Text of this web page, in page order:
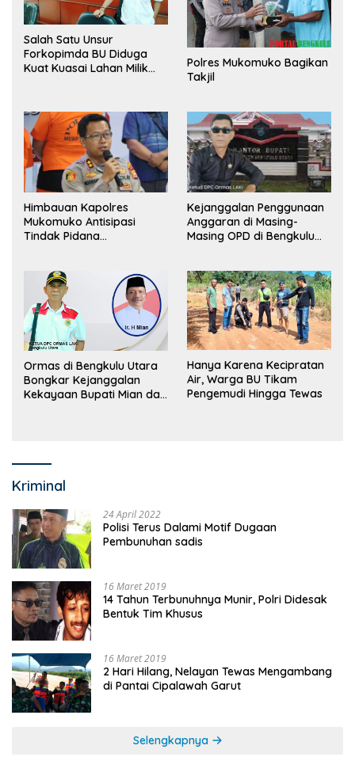
Salah Satu Unsur
Forkopimda BU Diduga
Kuat Kuasai Lahan Milik
Polres Mukomuko Bagikan
Takjil
Himbauan Kapolres
Mukomuko Antisipasi
Tindak Pidana
Kejanggalan Penggunaan
Anggaran di Masing-
Masing OPD di Bengkulu
Ormas di Bengkulu Utara
Bongkar Kejanggalan
Kekayaan Bupati Mian dan
Hanya Karena Kecipratan
Air, Warga BU Tikam
Pengemudi Hingga Tewas
Kriminal
24 April 2022
Polisi Terus Dalami Motif Dugaan
Pembunuhan sadis
16 Maret 2019
14 Tahun Terbunuhnya Munir, Polri Didesak
Bentuk Tim Khusus
16 Maret 2019
2 Hari Hilang, Nelayan Tewas Mengambang
di Pantai Cipalawah Garut
Selengkapnya